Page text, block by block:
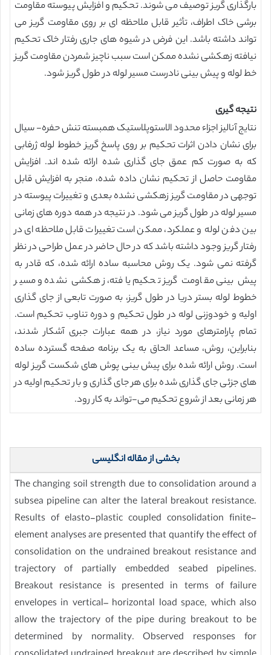
بارگذاری گریز توصیف می شوند. تحکیم و افزایش پیوسته مقاومت
برشی خاک اطراف، تأثیر قابل ملاحظه ای بر روی مقاومت گریز می
تواند داشته باشد. این فرض در شیوه های جاری رفتار خاک تحکیم
نیافته زهکشی نشده ممکن است سبب ناچیز شمردن مقاومت گریز
خط لوله و پیش بینی نادرست مسیر لوله در طول گریز شود.
نتیجه گیری
نتایج آنالیز اجزاء محدود الاستوپلاستیک همبسته تنش حفره- سیال
برای نشان دادن اثرات تحکیم بر روی پاسخ گریز خطوط لوله ژرفابی
که به صورت کم عمق جای گذاری شده ارائه شده اند. افزایش
مقاومت حاصل از تحکیم نشان داده شده، منجر به افزایش قابل
توجهی در مقاومت گریز زهکشی نشده بعدی و تغییرات پیوسته در
مسیر لوله در طول گریز می شود. در نتیجه در همه دوره های زمانی
بین دفن لوله و عملکرد، ممکن است تغییرات قابل ملاحظه ای در
رفتار گریز وجود داشته باشد که در حال حاضر در عمل طراحی در نظر
گرفته نمی شود. یک روش محاسبه ساده ارائه شده، که قادر به
پیش بینی مقاومت گریز تحکیم یافته، زهکشی نشده و مسیر
خطوط لوله بستر دریا در طول گریز، به صورت تابعی از جای گذاری
اولیه و خودوزنی لوله در طول تحکیم و دوره تناوب تحکیم است.
تمام پارامترهای مورد نیاز، در همه عبارات جبری آشکار شدند،
بنابراین، روش، مساعد الحاق به یک برنامه صفحه گسترده ساده
است. روش ارائه شده برای پیش بینی پوش های شکست گریز لوله
های جزئی جای گذاری شده برای هر جای گذاری و بار تحکیم اولیه در
هر زمانی بعد از شروع تحکیم می-تواند به کار رود.
بخشی از مقاله انگلیسی
The changing soil strength due to consolidation around a
subsea pipeline can alter the lateral breakout resistance.
Results of elasto-plastic coupled consolidation finite-
element analyses are presented that quantify the effect of
consolidation on the undrained breakout resistance and
trajectory of partially embedded seabed pipelines.
Breakout resistance is presented in terms of failure
envelopes in vertical– horizontal load space, which also
allow the trajectory of the pipe during breakout to be
determined by normality. Observed responses for